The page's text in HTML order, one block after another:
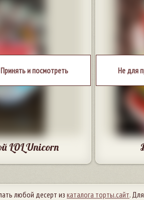
и посмотреть
LOL Unicorn
Не для
любой десерт изкаталога торты.сайт.